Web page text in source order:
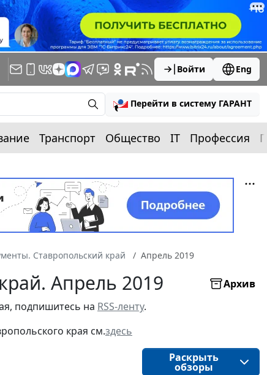
Войти Eng
Перейти в систему ГАРАНТ
Транспорт Общество IT Профессия
Ставропольский край Апрель 2019
Апрель 2019
Архив
подпишитесь на RSS-ленту.
края см.здесь
Раскрыть
обзоры